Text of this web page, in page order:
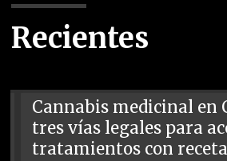
Recientes
Cannabis medicinal en
tres vías legales para
tratamientos con